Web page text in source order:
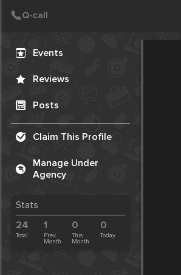
Events
Reviews
Posts
Claim This Profile
Manage Under
Agency
Stats
24
Total
1
Prev.
Month
0
This
Month
0
Today
Create Post
Post